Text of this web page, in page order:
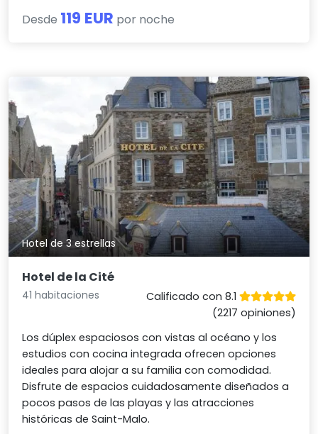
Desde 119 EUR por noche
Hotel de 3 estrellas
Hotel de la Cité
41 habitaciones
Calificado con 8.1
(2217 opiniones)
Los dúplex espaciosos con vistas al océano y los
estudios con cocina integrada ofrecen opciones
ideales para alojar a su familia con comodidad.
Disfrute de espacios cuidadosamente diseñados a
pocos pasos de las playas y las atracciones
históricas de Saint-Malo.